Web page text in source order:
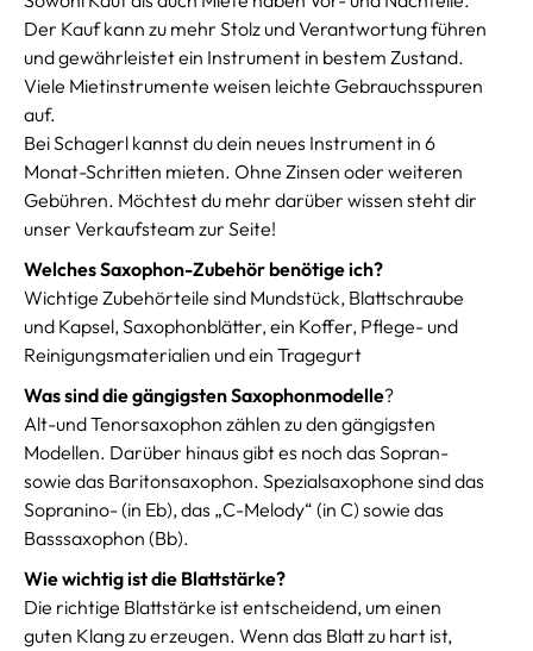
Der Kauf kann zu mehr Stolz und Verantwortung führen
und gewährleistet ein Instrument in bestem Zustand.
Viele Mietinstrumente weisen leichte Gebrauchsspuren
auf.
Bei Schagerl kannst du dein neues Instrument in 6
Monat-Schritten mieten. Ohne Zinsen oder weiteren
Gebühren. Möchtest du mehr darüber wissen steht dir
unser Verkaufsteam zur Seite!
Welches Saxophon-Zubehör benötige ich?
Wichtige Zubehörteile sind Mundstück, Blattschraube
und Kapsel, Saxophonblätter, ein Koffer, Pflege- und
Reinigungsmaterialien und ein Tragegurt
Was sind die gängigstenSaxophonmodelle?
Alt-und Tenorsaxophon zählen zu den gängigsten
Modellen. Darüber hinaus gibt es noch das Sopran-
sowie das Baritonsaxophon. Spezialsaxophone sind das
Sopranino- (in Eb), das „C-Melody“ (in C) sowie das
Basssaxophon (Bb).
Wie wichtig ist die Blattstärke?
Die richtige Blattstärke ist entscheidend, um einen
guten Klang zu erzeugen. Wenn das Blatt zu hart ist,